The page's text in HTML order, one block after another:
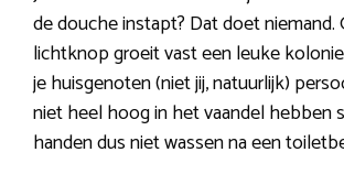
de douche instapt? Dat doet niemand.
lichtknop groeit vast een leuke
je huisgenoten (niet jij, natuurlijk)
niet heel hoog in het vaandel hebben
handen dus niet wassen na een